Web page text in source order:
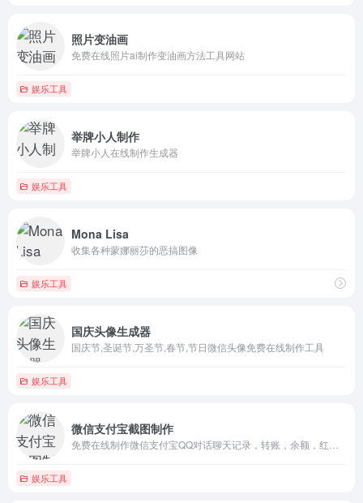
照片变油画
免费在线照片ai制作变油画方法工具网站
娱乐工具
举牌小人制作
举牌小人在线制作生成器
娱乐工具
Mona Lisa
收集各种蒙娜丽莎的恶搞图像
娱乐工具
国庆头像生成器
国庆节,圣诞节,万圣节,春节,节日微信头像免费在线制作工具
娱乐工具
微信支付宝截图制作
娱乐工具